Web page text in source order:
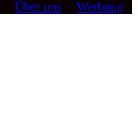
Über uns Werbung